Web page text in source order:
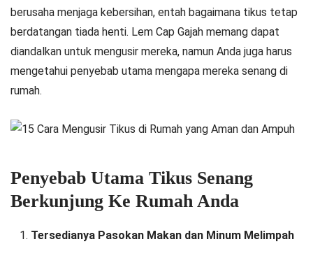
berusaha menjaga kebersihan, entah bagaimana tikus tetap
berdatangan tiada henti. Lem Cap Gajah memang dapat
diandalkan untuk mengusir mereka, namun Anda juga harus
mengetahui penyebab utama mengapa mereka senang di
rumah.
Penyebab Utama Tikus Senang
Berkunjung Ke Rumah Anda
Tersedianya Pasokan Makan dan Minum Melimpah